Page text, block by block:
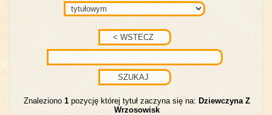
Znaleziono 1pozycję której tytuł zaczyna się na: Dziewczyna Z
Wrzosowisk